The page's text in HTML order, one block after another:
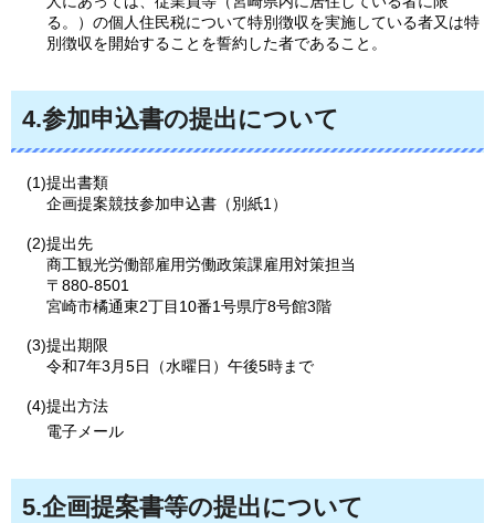
る。）の個人住民税について特別徴収を実施している者又は特
別徴収を開始することを誓約した者であること。
4.参加申込書の提出について
(1)提出書類
企画提案競技参加申込書（別紙1）
(2)提出先
商工観光労働部雇用労働政策課雇用対策担当
〒880-8501
宮崎市橘通東2丁目10番1号県庁8号館3階
(3)提出期限
令和7年3月5日（水曜日）午後5時まで
(4)提出方法
電子メール
5.企画提案書等の提出について